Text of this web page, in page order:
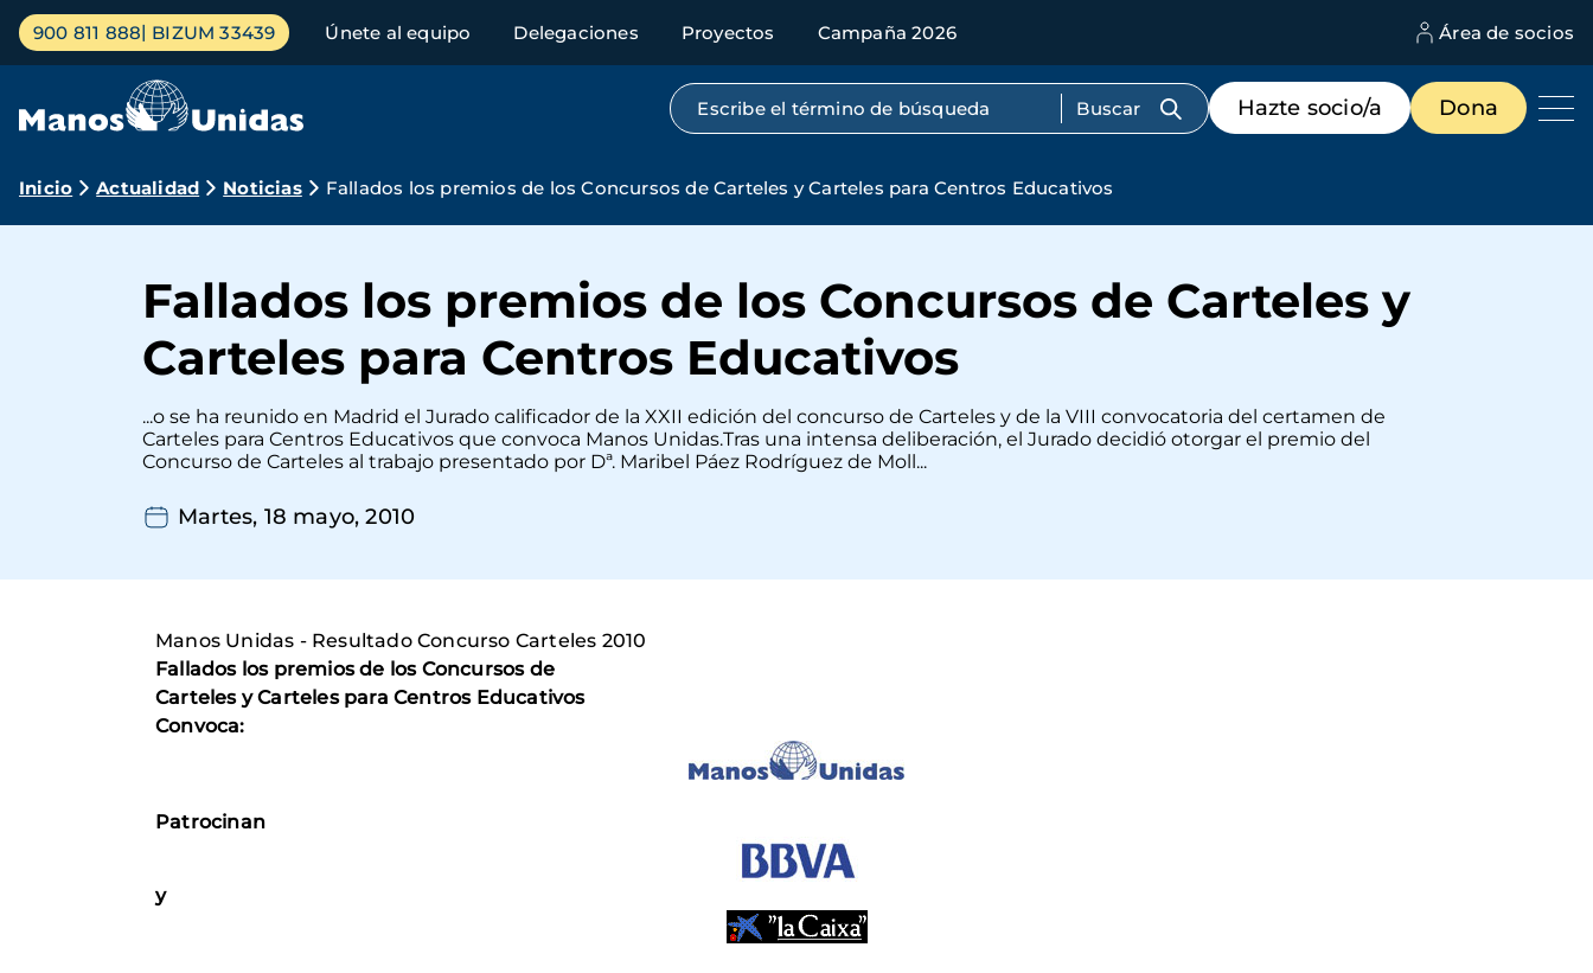
Pasar
contenido
Menú
principal
900 811 888 BIZUM 33439 Únete al equipo Delegaciones Proyectos Campaña 2026 Área de socios
Búsqueda por texto completo
Menú
de
destacados
Hazte socio/a Dona
Ruta
navegación
Inicio Actualidad Noticias Fallados los premios de los Concursos de Carteles y Carteles para Centros Educativos
Fallados los premios de los Concursos de Carteles y
Carteles para Centros Educativos
...o se ha reunido en Madrid el Jurado calificador de la XXII edición del concurso de Carteles y de la VIII convocatoria del certamen de
Carteles para Centros Educativos que convoca Manos Unidas.Tras una intensa deliberación, el Jurado decidió otorgar el premio del
Concurso de Carteles al trabajo presentado por Dª. Maribel Páez Rodríguez de Moll...
Martes, 18 mayo, 2010
Manos Unidas - Resultado Concurso Carteles 2010
Fallados los premios de los Concursos de
Carteles y Carteles para Centros Educativos
Convoca:
Patrocinan
y